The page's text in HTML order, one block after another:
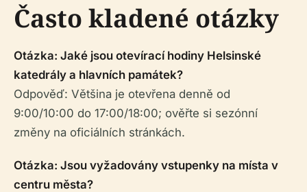
Často kladené otázky
Otázka: Jaké jsou otevírací hodiny Helsinské
katedrály a hlavních památek?
Odpověď: Většina je otevřena denně od
9:00/10:00 do 17:00/18:00; ověřte si sezónní
změny na oficiálních stránkách.
Otázka: Jsou vyžadovány vstupenky na místa v
centru města?